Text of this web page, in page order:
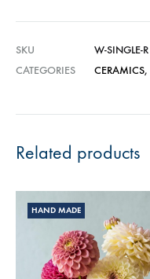
SKU
W-SINGLE-R
CATEGORIES
CERAMICS,
Related products
HAND MADE